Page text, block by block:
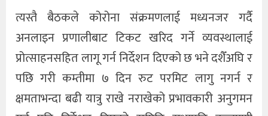
त्यस्तै बैठकले कोरोना संक्रमणलाई मध्यनजर गर्दै
अनलाइन प्रणालीबाट टिकट खरिद गर्ने व्यवस्थालाई
प्रोत्साहनसहित लागू गर्न निर्देशन दिएको छ भने दशैँअघि र
पछि गरी कम्तीमा ७ दिन रुट परमिट लागु नगर्न र
क्षमताभन्दा बढी यात्रु राखे नराखेको प्रभावकारी अनुगमन